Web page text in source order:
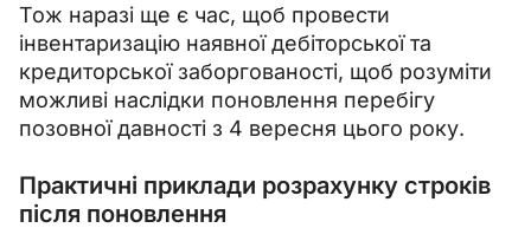
Тож наразі ще є час, щоб провести
інвентаризацію наявної дебіторської та
кредиторської заборгованості, щоб розуміти
можливі наслідки поновлення перебігу
позовної давності з 4 вересня цього року.
Практичні приклади розрахунку строків
після поновлення